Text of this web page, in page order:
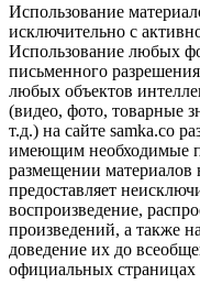
Использование
исключительно с
Использование любых
письменного
любых объектов
(видео, фото, товарные
т.д.) на сайте samka.co
имеющим необходимые
размещении материалов
предоставляет
воспроизведение,
произведений, а также
доведение их до
официальных страницах